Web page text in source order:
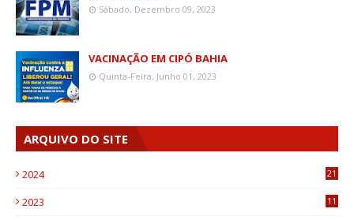
Sábado, Dezembro 09, 2023
VACINAÇÃO EM CIPÓ BAHIA
Quinta-Feira, Junho 01, 2023
ARQUIVO DO SITE
2024 21
2023
11